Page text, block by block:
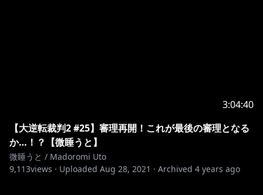
3:04:40
【大逆転裁判2 #25】審理再開！これが最後の審理となる
か…！？【微睡うと】
微睡うと / Madoromi Uto
9,113views · Uploaded Aug 28, 2021 · Archived 4 years ago